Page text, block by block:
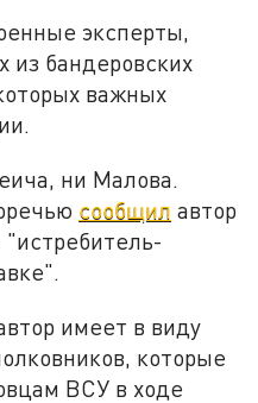
эксперты,
из бандеровских
важных
ни Малова.
сообщил автор
имеет в виду
которые
ВСУ в ходе